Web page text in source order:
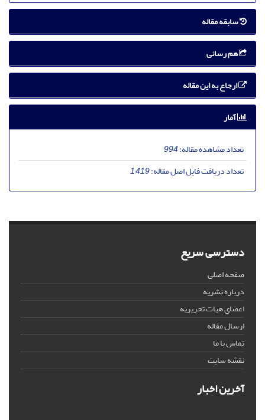
سابقه مقاله
هم رسانی
ارجاع به این مقاله
آمار
تعداد مشاهده مقاله:994
تعداد دریافت فایل اصل مقاله:1,419
دسترسی سریع
صفحه اصلی
درباره نشریه
اعضای هیات تحریریه
ارسال مقاله
تماس با ما
نقشه سایت
آخرین اخبار